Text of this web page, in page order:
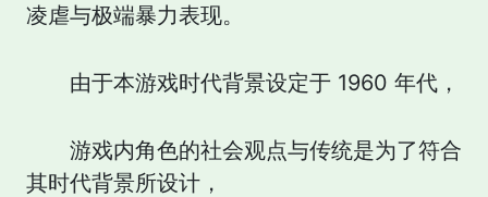
凌虐与极端暴力表现。
由于本游戏时代背景设定于 1960 年代，
游戏内角色的社会观点与传统是为了符合
其时代背景所设计，